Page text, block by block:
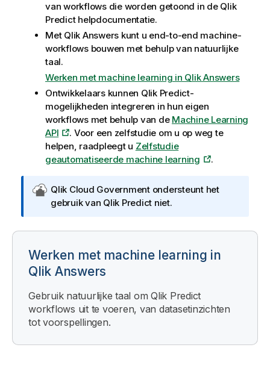
van workflows die worden getoond in de Qlik
Predicthelpdocumentatie.
Met Qlik Answers kunt u end-to-end machine-
workflows bouwen met behulp van natuurlijke
taal.
Werken met machine learning in Qlik Answers
Ontwikkelaars kunnen Qlik Predict-
mogelijkheden integreren in hun eigen
workflows met behulp van de Machine Learning
API
. Voor een zelfstudie om u op weg te
helpen, raadpleegt u Zelfstudie
geautomatiseerde machine learning
.
O
p
e
k
i
g
o
v
r
Qlik Cloud Governmentondersteunt het
gebruik van Qlik Predict niet.
Werken met machine learning in
Qlik Answers
Gebruik natuurlijke taal om Qlik Predict
workflows uit te voeren, van datasetinzichten
tot voorspellingen.